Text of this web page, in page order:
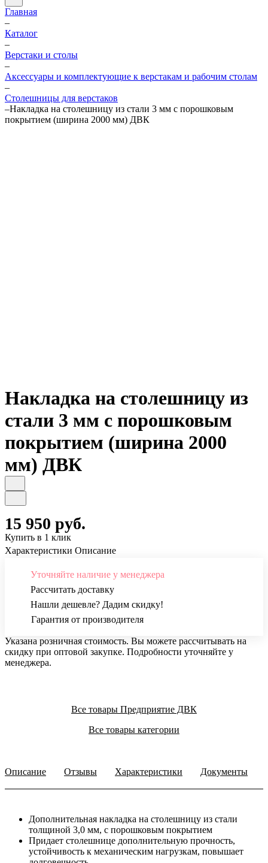
Главная
–
Каталог
–
Верстаки и столы
–
Аксессуары и комплектующие к верстакам и рабочим столам
–
Столешницы для верстаков
–Накладка на столешницу из стали 3 мм с порошковым
покрытием (ширина 2000 мм) ДВК
Накладка на столешницу из
стали 3 мм с порошковым
покрытием (ширина 2000
мм) ДВК
15 950 руб.
Купить в 1 клик
Характеристики Описание
Уточняйте наличие у менеджера
Рассчитать доставку
Нашли дешевле? Дадим скидку!
Гарантия от производителя
Указана розничная стоимость. Вы можете рассчитывать на
скидку при оптовой закупке. Подробности уточняйте у
менеджера.
Все товары Предприятие ДВК
Все товары категории
Описание Отзывы Характеристики Документы
Дополнительная накладка на столешницу из стали
толщиной 3,0 мм, с порошковым покрытием
Придает столешнице дополнительную прочность,
устойчивость к механическим нагрузкам, повышает